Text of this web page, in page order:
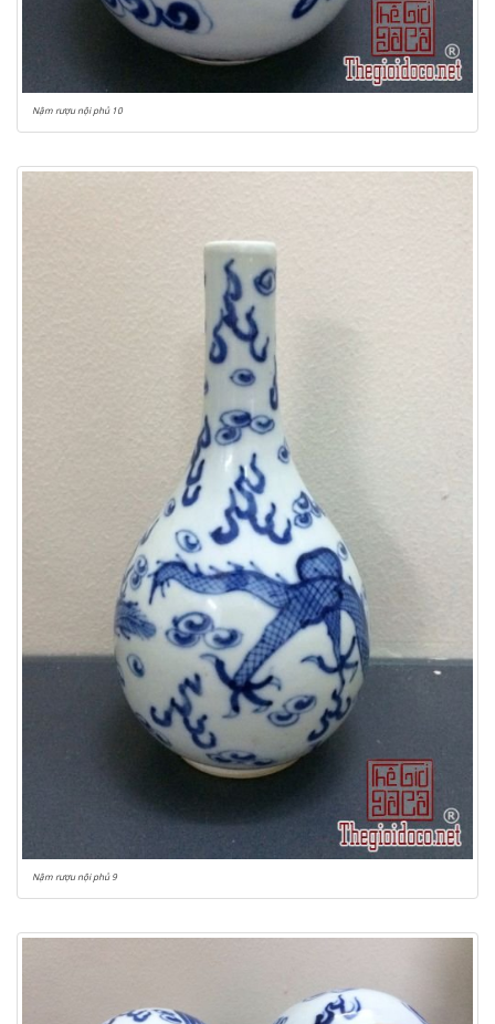
Nậm rượu nội phủ 10
Nậm rượu nội phủ 9